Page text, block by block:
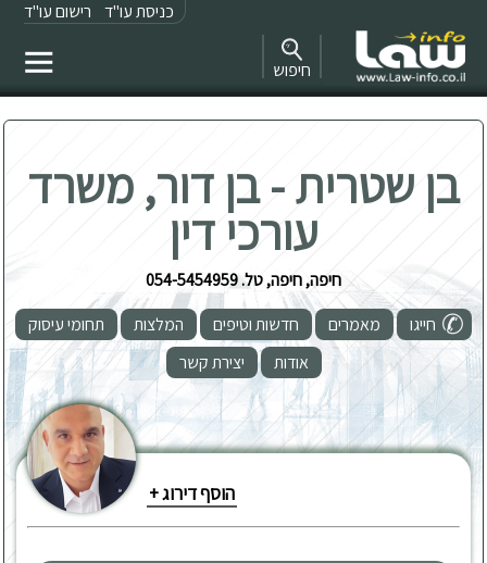
כניסת עו"ד רישום עו"ד
חיפוש
בן שטרית - בן דור, משרד
עורכי דין
חיפה, חיפה, טל. 054-5454959
חייגו
מאמרים חדשות וטיפים המלצות
תחומי עיסוק
אודות
יצירת קשר
הוסף דירוג +